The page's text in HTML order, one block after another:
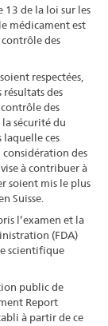
13 de la loi sur les
médicament est
des
respectées,
résultats des
des
sécurité du
laquelle ces
considération des
à contribuer à
soient mis le plus
Suisse.
l’examen et la
(FDA)
scientifique
public de
Report
à partir de ce